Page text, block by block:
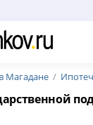
Магадане